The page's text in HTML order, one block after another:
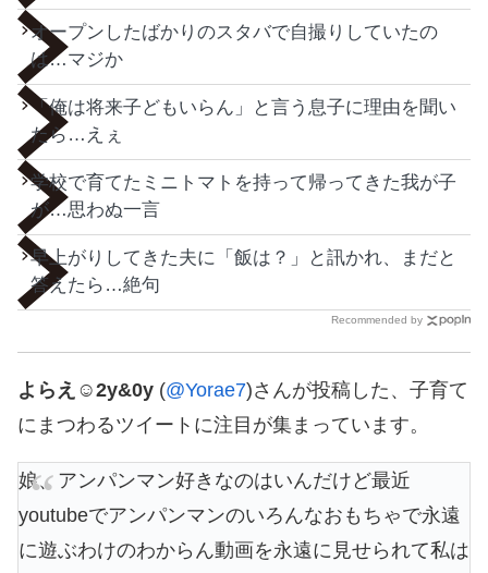
オープンしたばかりのスタバで自撮りしていたの
は…マジか
「俺は将来子どもいらん」と言う息子に理由を聞い
たら…えぇ
学校で育てたミニトマトを持って帰ってきた我が子
が…思わぬ一言
早上がりしてきた夫に「飯は？」と訊かれ、まだと
答えたら…絶句
Recommended by
よらえ☺︎2y&0y (@Yorae7)さんが投稿した、子育て
にまつわるツイートに注目が集まっています。
娘、アンパンマン好きなのはいんだけど最近
youtubeでアンパンマンのいろんなおもちゃで永遠
に遊ぶわけのわからん動画を永遠に見せられて私は